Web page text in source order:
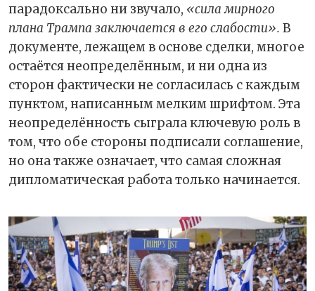
парадоксально ни звучало, «сила мирного
плана Трампа заключается в его слабости». В
документе, лежащем в основе сделки, многое
остаётся неопределённым, и ни одна из
сторон фактически не согласилась с каждым
пунктом, написанным мелким шрифтом. Эта
неопределённость сыграла ключевую роль в
том, что обе стороны подписали соглашение,
но она также означает, что самая сложная
дипломатическая работа только начинается.